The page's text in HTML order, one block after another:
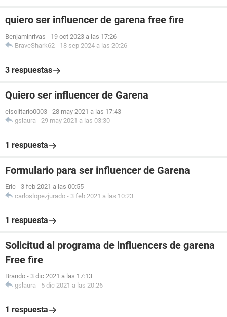
quiero ser influencer de garena free fire
Benjaminrivas - 19 oct 2023 a las 17:26
BraveShark62 - 18 sep 2024 a las 20:26
3 respuestas
Quiero ser influencer de Garena
elsolitario0003 - 28 may 2021 a las 17:43
gslaura - 29 may 2021 a las 03:30
1 respuesta
Formulario para ser influencer de Garena
Eric - 3 feb 2021 a las 00:55
carloslopezjurado - 3 feb 2021 a las 10:23
1 respuesta
Solicitud al programa de influencers de garena
Free fire
Brando - 3 dic 2021 a las 17:13
gslaura - 5 dic 2021 a las 20:26
1 respuesta